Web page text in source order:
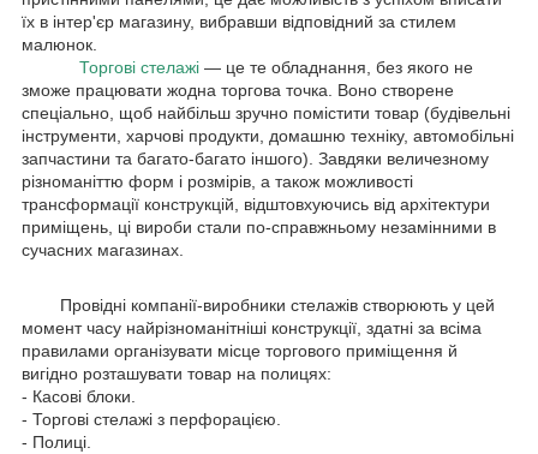
їх в інтер'єр магазину, вибравши відповідний за стилем
малюнок.
Торгові стелажі — це те обладнання, без якого не
зможе працювати жодна торгова точка. Воно створене
спеціально, щоб найбільш зручно помістити товар (будівельні
інструменти, харчові продукти, домашню техніку, автомобільні
запчастини та багато-багато іншого). Завдяки величезному
різноманіттю форм і розмірів, а також можливості
трансформації конструкцій, відштовхуючись від архітектури
приміщень, ці вироби стали по-справжньому незамінними в
сучасних магазинах.
Провідні компанії-виробники стелажів створюють у цей
момент часу найрізноманітніші конструкції, здатні за всіма
правилами організувати місце торгового приміщення й
вигідно розташувати товар на полицях:
- Касові блоки.
- Торгові стелажі з перфорацією.
- Полиці.